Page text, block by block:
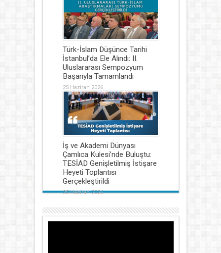
Türk-İslam Düşünce Tarihi
İstanbul’da Ele Alındı: II.
Uluslararası Sempozyum
Başarıyla Tamamlandı
25 Haziran 2026
İş ve Akademi Dünyası
Çamlıca Kulesi’nde Buluştu:
TESİAD Genişletilmiş İstişare
Heyeti Toplantısı
Gerçekleştirildi
25 Haziran 2026